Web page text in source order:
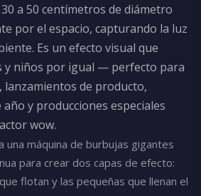
a 50 centímetros de diámetro
por el espacio, capturando la luz
Es un efecto visual que
y niños por igual — perfecto para
de producto,
y producciones especiales
wow.
una máquina de burbujas gigantes
para crear dos capas de efecto:
flotan y las pequeñas que llenan el